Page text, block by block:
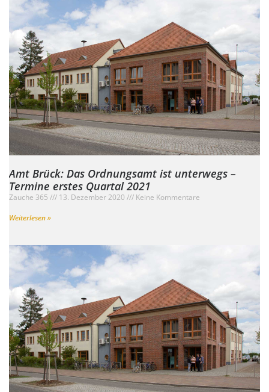
Amt Brück: Das Ordnungsamt ist unterwegs –
Termine erstes Quartal 2021
Zauche 365 13. Dezember 2020
Keine Kommentare
Weiterlesen »